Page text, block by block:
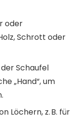
oder
Schrott oder
Schaufel
„Hand“, um
Löchern, z. B. für